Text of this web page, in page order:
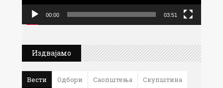
00:00 03:51
Издвајамо
Вести Одбори Саопштења Скупштина